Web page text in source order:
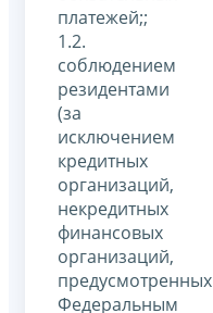
платежей;;
1.2.
соблюдением
резидентами
(за
исключением
кредитных
организаций,
некредитных
финансовых
организаций,
предусмотренных
Федеральным